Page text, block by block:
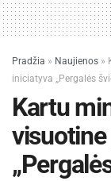
Pradžia » Naujienos »
iniciatyva „Pergalės
Kartu